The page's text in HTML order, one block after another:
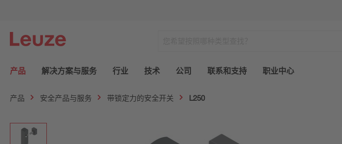
产品 解决方案与服务 行业 技术 公司 联系和支持 职业中心
产品 安全产品与服务 带锁定力的安全开关 L250